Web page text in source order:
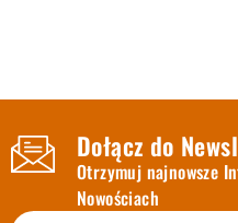
Dołącz do
Otrzymuj najnowsze
Nowościach